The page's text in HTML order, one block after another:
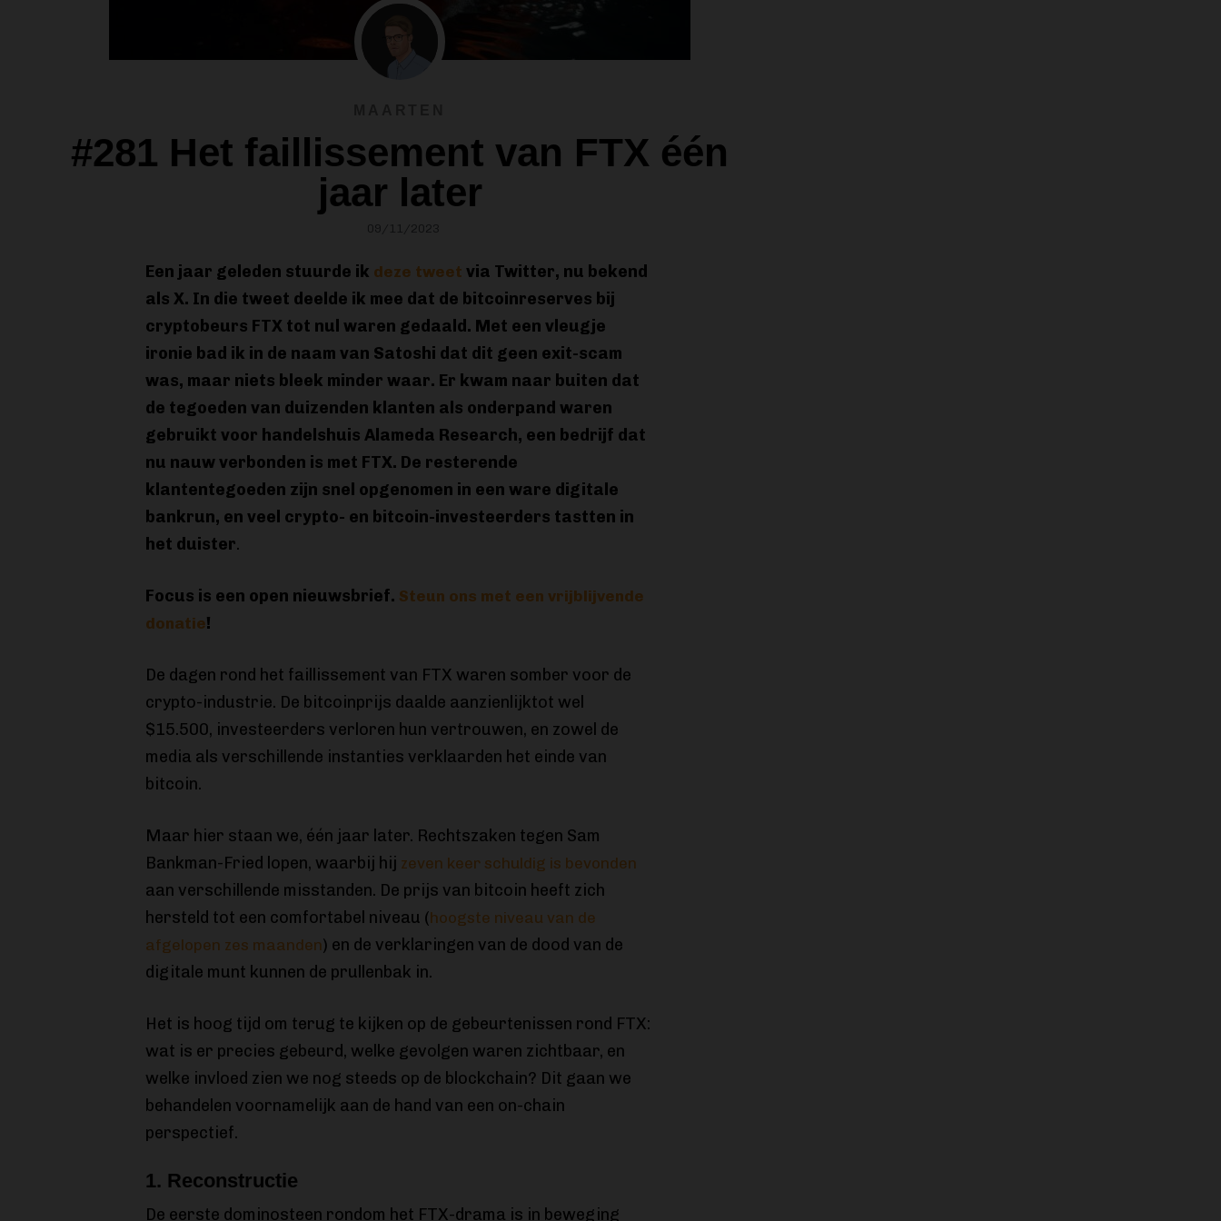
#281 Het faillissement van FTX één
jaar later
09/11/2023
Een jaar geleden stuurde ik deze tweet via Twitter, nu bekend
als X. In die tweet deelde ik mee dat de bitcoinreserves bij
cryptobeurs FTX tot nul waren gedaald. Met een vleugje
ironie bad ik in de naam van Satoshi dat dit geen exit-scam
was, maar niets bleek minder waar. Er kwam naar buiten dat
de tegoeden van duizenden klanten als onderpand waren
gebruikt voor handelshuis Alameda Research, een bedrijf dat
nu nauw verbonden is met FTX. De resterende
klantentegoeden zijn snel opgenomen in een ware digitale
bankrun, en veel crypto- en bitcoin-investeerders tastten in
het duister.
Focus is een open nieuwsbrief. Steun ons met een vrijblijvende
donatie!
De dagen rond het faillissement van FTX waren somber voor de
crypto-industrie. De bitcoinprijs daalde aanzienlijktot wel
$15.500, investeerders verloren hun vertrouwen, en zowel de
media als verschillende instanties verklaarden het einde van
bitcoin.
Maar hier staan we, één jaar later. Rechtszaken tegen Sam
Bankman-Fried lopen, waarbij hij zeven keer schuldig is bevonden
aan verschillende misstanden. De prijs van bitcoin heeft zich
hersteld tot een comfortabel niveau (hoogste niveau van de
afgelopen zes maanden) en de verklaringen van de dood van de
digitale munt kunnen de prullenbak in.
Het is hoog tijd om terug te kijken op de gebeurtenissen rond FTX:
wat is er precies gebeurd, welke gevolgen waren zichtbaar, en
welke invloed zien we nog steeds op de blockchain? Dit gaan we
behandelen voornamelijk aan de hand van een on-chain
perspectief.
1. Reconstructie
De eerste dominosteen rondom het FTX-drama is in beweging